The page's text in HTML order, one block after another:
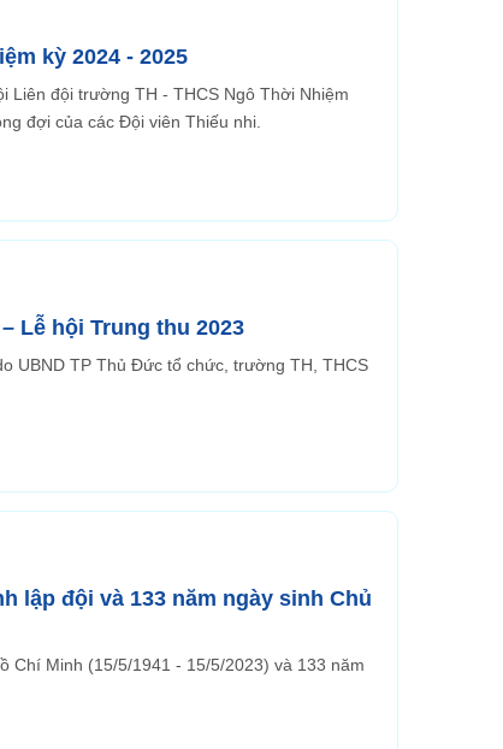
kỳ 2024 - 2025
Liên đội trường TH - THCS Ngô Thời Nhiệm
đợi của các Đội viên Thiếu nhi.
Lễ hội Trung thu 2023
UBND TP Thủ Đức tổ chức, trường TH, THCS
lập đội và 133 năm ngày sinh Chủ
Chí Minh (15/5/1941 - 15/5/2023) và 133 năm